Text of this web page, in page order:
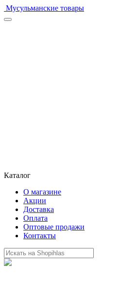
Мусульманские товары
Каталог
О магазине
Акции
Доставка
Оплата
Оптовые продажи
Контакты